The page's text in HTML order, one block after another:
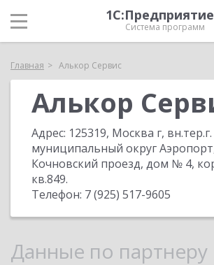
Система программ
Главная Алькор Сервис
Алькор
Адрес: 125319, Москва г, вн.тер.г.
муниципальный округ
Кочновский проезд, дом № 4,
кв.849.
Телефон: 7 (925) 517-9605
Данные по партнеру